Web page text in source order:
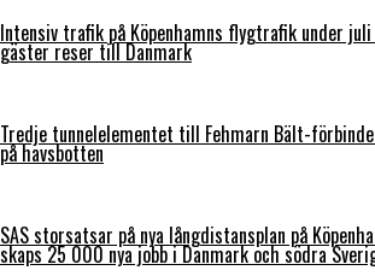
Intensiv trafik på Köpenhamns flygtrafik under
gäster reser till Danmark
Tredje tunnelelementet till Fehmarn Bält-
på havsbotten
SAS storsatsar på nya långdistansplan på
skaps 25 000 nya jobb i Danmark och södra